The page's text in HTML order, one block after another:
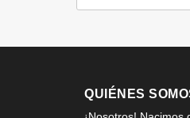
QUIÉNES